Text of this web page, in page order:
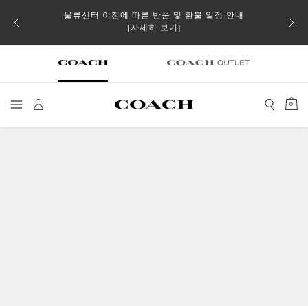
스트
물류센터 이전에 따른 반품 및 환불 일정 안내
[자세히 보기]
일부
0